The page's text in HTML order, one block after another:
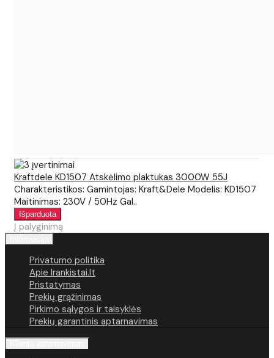
Kraftdele KD1507 Atskėlimo plaktukas 3000W 55J
Charakteristikos: Gamintojas: Kraft&Dele Modelis: KD1507
Maitinimas: 230V / 50Hz Gal..
Į palyginimą
Privatumo politika
Apie Irankistai.lt
Pristatymas
Prekių grąžinimas
Pirkimo sąlygos ir taisyklės
Prekių garantinis aptarnavimas